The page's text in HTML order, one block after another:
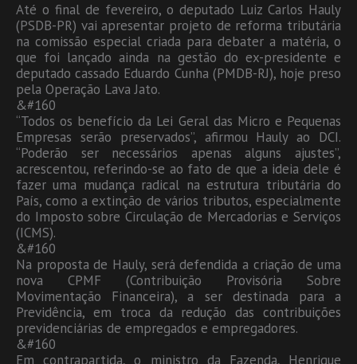
Até o final de fevereiro, o deputado Luiz Carlos Hauly
(PSDB-PR) vai apresentar projeto de reforma tributária
na comissão especial criada para debater a matéria, o
que foi lançado ainda na gestão do ex-presidente e
deputado cassado Eduardo Cunha (PMDB-RJ), hoje preso
pela Operação Lava Jato.
&#160
“Todos os benefício da Lei Geral das Micro e Pequenas
Empresas serão preservados”, afirmou Hauly ao DCI.
“Poderão ser necessários apenas alguns ajustes”,
acrescentou, referindo-se ao fato de que a ideia dele é
fazer uma mudança radical na estrutura tributária do
País, como a extinção de vários tributos, especialmente
do Imposto sobre Circulação de Mercadorias e Serviços
(ICMS).
&#160
Na proposta de Hauly, será defendida a criação de uma
nova CPMF (Contribuição Provisória Sobre
Movimentação Financeira), a ser destinada para a
Previdência, em troca da redução das contribuições
previdenciárias de empregados e empregadores.
&#160
Em contrapartida, o ministro da Fazenda, Henrique